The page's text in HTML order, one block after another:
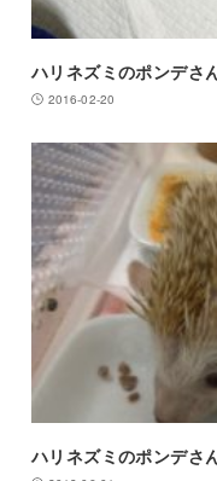
ハリネズミのポンデさ
2016-02-20
ハリネズミのポンデさ